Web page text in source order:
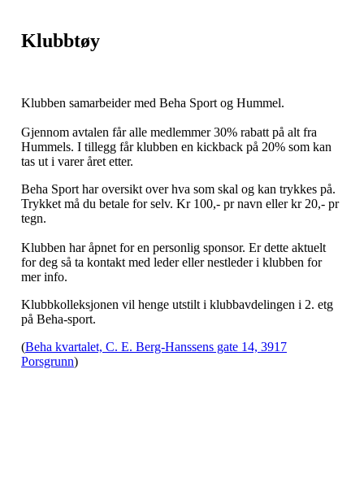
Klubbtøy
Klubben samarbeider med Beha Sport og Hummel.
Gjennom avtalen får alle medlemmer 30% rabatt på alt fra
Hummels. I tillegg får klubben en kickback på 20% som kan
tas ut i varer året etter.
Beha Sport har oversikt over hva som skal og kan trykkes på.
Trykket må du betale for selv. Kr 100,- pr navn eller kr 20,- pr
tegn.
Klubben har åpnet for en personlig sponsor. Er dette aktuelt
for deg så ta kontakt med leder eller nestleder i klubben for
mer info.
Klubbkolleksjonen vil henge utstilt i klubbavdelingen i 2. etg
på Beha-sport.
(Beha kvartalet, C. E. Berg-Hanssens gate 14, 3917
Porsgrunn)